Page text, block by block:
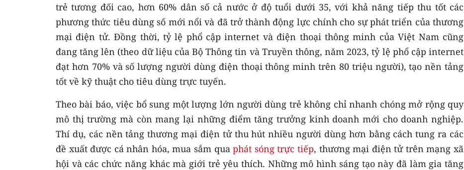
trẻ tương đối cao, hơn 60% dân số cả nước ở độ tuổi dưới 35, với khả năng tiếp thu tốt các
phương thức tiêu dùng số mới nổi và đã trở thành động lực chính cho sự phát triển của thương
mại điện tử. Đồng thời, tỷ lệ phổ cập internet và điện thoại thông minh của Việt Nam cũng
đang tăng lên (theo dữ liệu của Bộ Thông tin và Truyền thông, năm 2023, tỷ lệ phổ cập internet
đạt hơn 70% và số lượng người dùng điện thoại thông minh trên 80 triệu người), tạo nền tảng
tốt về kỹ thuật cho tiêu dùng trực tuyến.
Theo bài báo, việc bổ sung một lượng lớn người dùng trẻ không chỉ nhanh chóng mở rộng quy
mô thị trường mà còn mang lại những điểm tăng trưởng kinh doanh mới cho doanh nghiệp.
Thí dụ, các nền tảng thương mại điện tử thu hút nhiều người dùng hơn bằng cách tung ra các
đề xuất được cá nhân hóa, mua sắm quaphát sóng trực tiếp, thương mại điện tử trên mạng xã
hội và các chức năng khác mà giới trẻ yêu thích. Những mô hình sáng tạo này đã làm gia tăng